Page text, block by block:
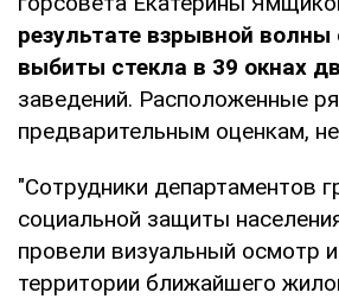
результате взрывной волны
выбиты стекла в 39 окнах
заведений. Расположенные
предварительным оценкам,
"Сотрудники департаментов
социальной защиты
провели визуальный осмотр
территории ближайшего